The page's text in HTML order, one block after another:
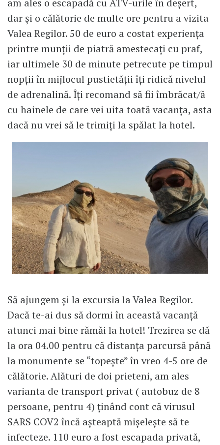
dar și o călătorie de multe ore pentru a vizita
Valea Regilor. 50 de euro a costat experiența
printre munții de piatră amestecați cu praf,
iar ultimele 30 de minute petrecute pe timpul
nopții în mijlocul pustietății îți ridică nivelul
de adrenalină. Îți recomand să fii îmbrăcat/ă
cu hainele de care vei uita toată vacanța, asta
dacă nu vrei să le trimiți la spălat la hotel.
Să ajungem și la excursia la Valea Regilor.
Dacă te-ai dus să dormi în această vacanță
atunci mai bine rămăi la hotel! Trezirea se dă
la ora 04.00 pentru că distanța parcursă până
la monumente se “topește” în vreo 4-5 ore de
călătorie. Alături de doi prieteni, am ales
varianta de transport privat ( autobuz de 8
persoane, pentru 4) ținând cont că virusul
SARS COV2 încă așteaptă mișelește să te
infecteze. 110 euro a fost escapada privată,